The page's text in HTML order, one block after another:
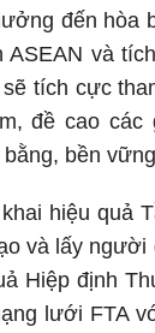
đến hòa
và
tích cực
đề cao
bền
hiệu quả
và lấy người
Hiệp định
lưới FTA